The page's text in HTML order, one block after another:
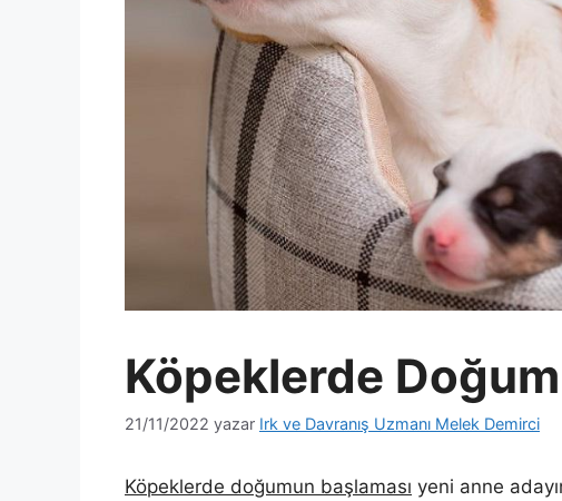
Köpeklerde
21/11/2022 yazar Irk ve Davranış Uzmanı Melek Demirci
Köpeklerde doğumun başlaması yeni anne